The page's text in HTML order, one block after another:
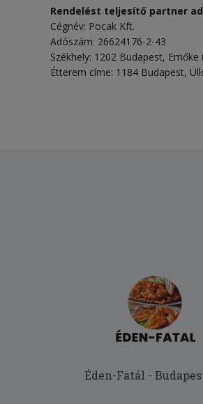
Rendelést teljesítő partner
Cégnév: Pocak Kft.
Adószám: 26624176-2-43
Székhely: 1202 Budapest, Emőke
Étterem címe: 1184 Budapest,
Éden-Fatál -